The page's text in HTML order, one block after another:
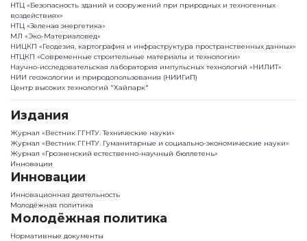
НТЦ «Безопасность зданий и сооружений при природных и техногенных
воздействиях»
НТЦ «Зеленая энергетика»
МЛ «Эко-Материаловед»
НИЦКП «Геодезия, картография и инфраструктура пространственных данных»
НТЦКП «Современные строительные материалы и технологии»
Научно-исследовательская лаборатория импульсных технологий «НИЛИТ»
НИИ геоэкологии и природопользования (НИИГиП)
Центр высоких технологий "Хайпарк"
Издания
Журнал «Вестник ГГНТУ. Технические науки»
Журнал «Вестник ГГНТУ. Гуманитарные и социально-экономические науки»
Журнал «Грозненский естественно-научный бюллетень»
Инновации
Инновации
Инновационная деятельность
Молодёжная политика
Молодёжная политика
Нормативные документы